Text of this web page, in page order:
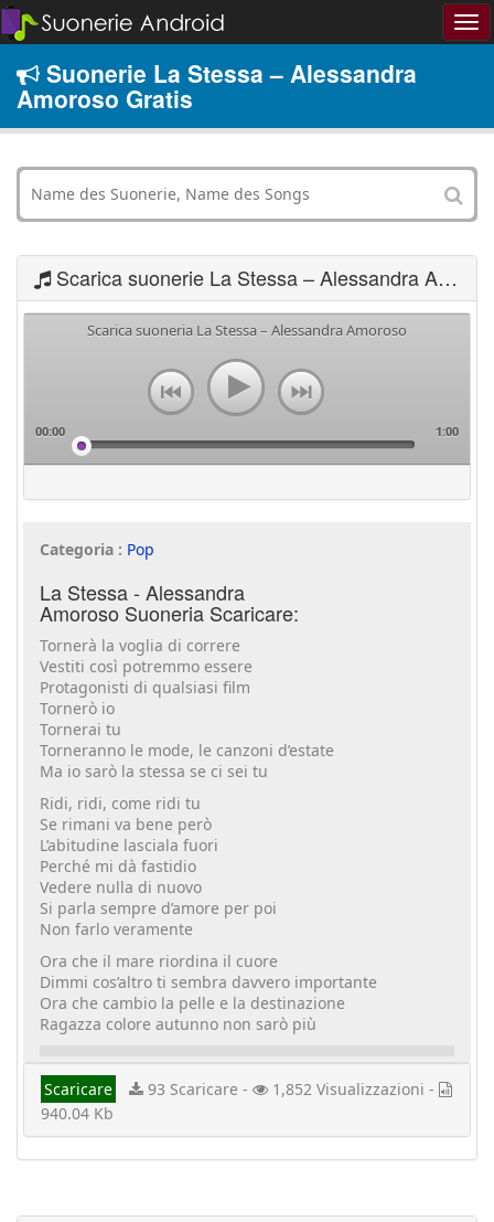
Suonerie La Stessa – Alessandra
Amoroso Gratis
Scarica suonerie La Stessa – Alessandra Amoroso
Scarica suoneria La Stessa – Alessandra Amoroso
00:00 1:00
Categoria : Pop
La Stessa - Alessandra
Amoroso Suoneria Scaricare:
Tornerà la voglia di correre
Vestiti così potremmo essere
Protagonisti di qualsiasi film
Tornerò io
Tornerai tu
Torneranno le mode, le canzoni d’estate
Ma io sarò la stessa se ci sei tu
Ridi, ridi, come ridi tu
Se rimani va bene però
L’abitudine lasciala fuori
Perché mi dà fastidio
Vedere nulla di nuovo
Si parla sempre d’amore per poi
Non farlo veramente
Ora che il mare riordina il cuore
Dimmi cos’altro ti sembra davvero importante
Ora che cambio la pelle e la destinazione
Ragazza colore autunno non sarò più
Scaricare 93 Scaricare -
1,852 Visualizzazioni -
940.04 Kb